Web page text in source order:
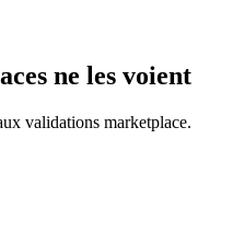
ne les voient
validations marketplace.